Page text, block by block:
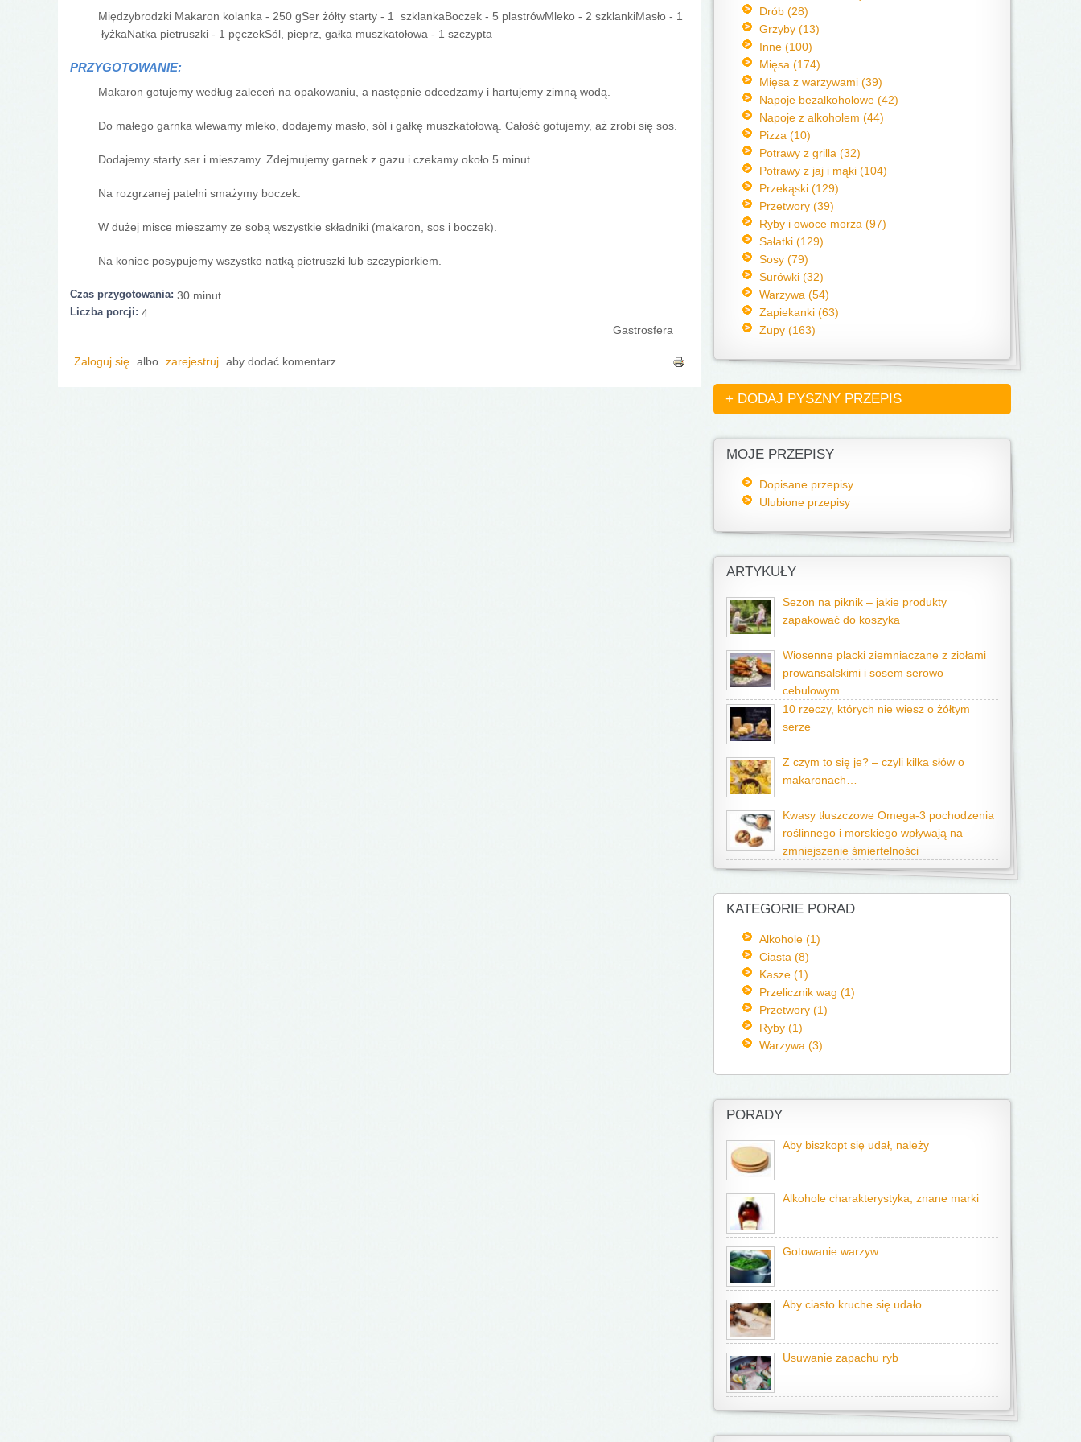
Międzybrodzki Makaron kolanka - 250 gSer żółty starty - 1 szklankaBoczek - 5 plastrówMleko - 2 szklankiMasło - 1
łyżkaNatka pietruszki - 1 pęczekSól, pieprz, gałka muszkatołowa - 1 szczypta
PRZYGOTOWANIE:
Makaron gotujemy według zaleceń na opakowaniu, a następnie odcedzamy i hartujemy zimną wodą.
Do małego garnka wlewamy mleko, dodajemy masło, sól i gałkę muszkatołową. Całość gotujemy, aż zrobi się sos.
Dodajemy starty ser i mieszamy. Zdejmujemy garnek z gazu i czekamy około 5 minut.
Na rozgrzanej patelni smażymy boczek.
W dużej misce mieszamy ze sobą wszystkie składniki (makaron, sos i boczek).
Na koniec posypujemy wszystko natką pietruszki lub szczypiorkiem.
Czas przygotowania: 30 minut
Liczba porcji: 4
Gastrosfera
Zaloguj się albo zarejestruj aby dodać komentarz
Drób (28)
Grzyby (13)
Inne (100)
Mięsa (174)
Mięsa z warzywami (39)
Napoje bezalkoholowe (42)
Napoje z alkoholem (44)
Pizza (10)
Potrawy z grilla (32)
Potrawy z jaj i mąki (104)
Przekąski (129)
Przetwory (39)
Ryby i owoce morza (97)
Sałatki (129)
Sosy (79)
Surówki (32)
Warzywa (54)
Zapiekanki (63)
Zupy (163)
+ DODAJ PYSZNY PRZEPIS
MOJE PRZEPISY
Dopisane przepisy
Ulubione przepisy
ARTYKUŁY
Sezon na piknik – jakie produkty
zapakować do koszyka
Wiosenne placki ziemniaczane z ziołami
prowansalskimi i sosem serowo –
cebulowym
10 rzeczy, których nie wiesz o żółtym
serze
Z czym to się je? – czyli kilka słów o
makaronach…
Kwasy tłuszczowe Omega-3 pochodzenia
roślinnego i morskiego wpływają na
zmniejszenie śmiertelności
KATEGORIE PORAD
Alkohole (1)
Ciasta (8)
Kasze (1)
Przelicznik wag (1)
Przetwory (1)
Ryby (1)
Warzywa (3)
PORADY
Aby biszkopt się udał, należy
Alkohole charakterystyka, znane marki
Gotowanie warzyw
Aby ciasto kruche się udało
Usuwanie zapachu ryb